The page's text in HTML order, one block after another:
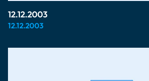
12.12.2003
12.12.2003